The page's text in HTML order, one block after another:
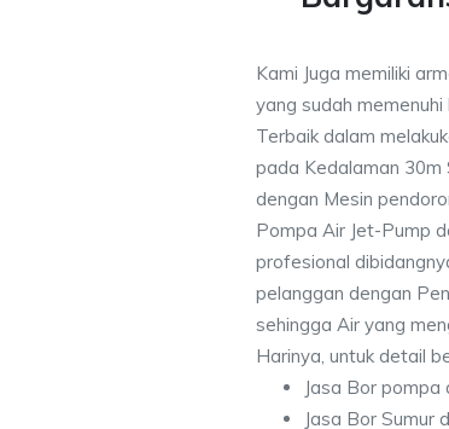
Kami Juga memiliki
yang sudah
Terbaik dalam
pada Kedalaman 30m
dengan Mesin
Pompa Air Jet-Pump
profesional
pelanggan dengan
sehingga Air yang
Harinya, untuk detail
Jasa Bor pompa
Jasa Bor Sumur